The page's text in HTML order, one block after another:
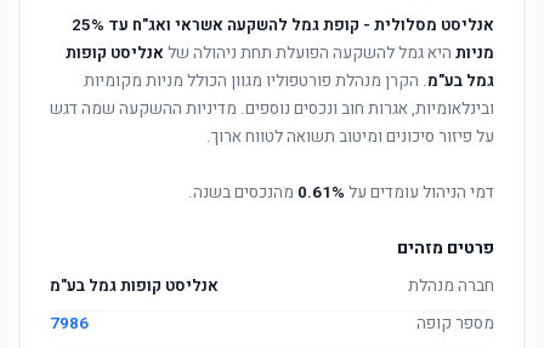
אנליסט מסלולית - קופת גמל להשקעה אשראי ואג"ח עד 25%
מניות היא גמל להשקעה הפועלת תחת ניהולה של אנליסט קופות
גמל בע"מ. הקרן מנהלת פורטפוליו מגוון הכולל מניות מקומיות
ובינלאומיות, אגרות חוב ונכסים נוספים. מדיניות ההשקעה שמה דגש
על פיזור סיכונים ומיטוב תשואה לטווח ארוך.
דמי הניהול עומדים על 0.61% מהנכסים בשנה.
פרטים מזהים
חברה מנהלת
אנליסט קופות גמל בע"מ
מספר קופה
7986